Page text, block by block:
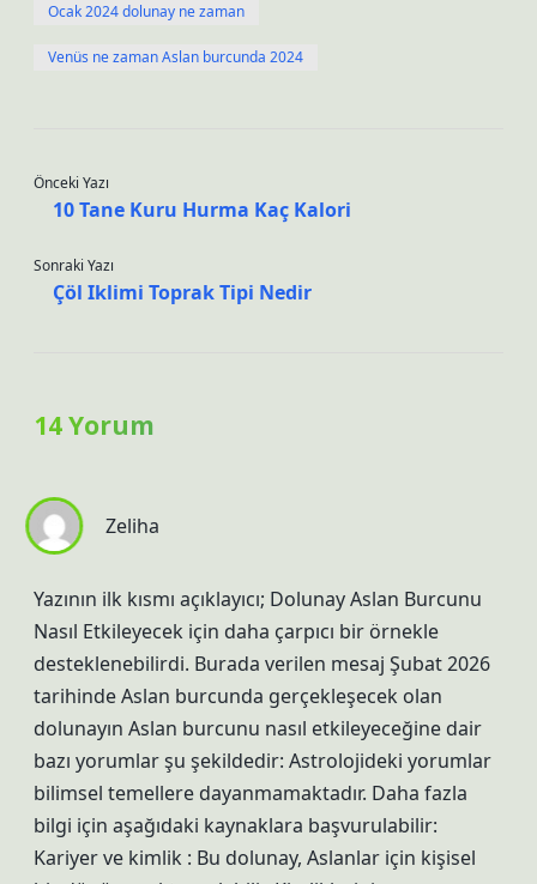
Ocak 2024 dolunay ne zaman
Venüs ne zaman Aslan burcunda 2024
Önceki Yazı
10 Tane Kuru Hurma Kaç Kalori
Sonraki Yazı
Çöl Iklimi Toprak Tipi Nedir
14 Yorum
Zeliha
Yazının ilk kısmı açıklayıcı; Dolunay Aslan Burcunu
Nasıl Etkileyecek için daha çarpıcı bir örnekle
desteklenebilirdi. Burada verilen mesaj Şubat 2026
tarihinde Aslan burcunda gerçekleşecek olan
dolunayın Aslan burcunu nasıl etkileyeceğine dair
bazı yorumlar şu şekildedir: Astrolojideki yorumlar
bilimsel temellere dayanmamaktadır. Daha fazla
bilgi için aşağıdaki kaynaklara başvurulabilir:
Kariyer ve kimlik : Bu dolunay, Aslanlar için kişisel